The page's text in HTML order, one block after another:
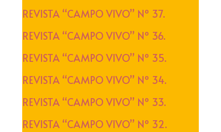
REVISTA “CAMPO VIVO” Nº 37.
REVISTA “CAMPO VIVO” Nº 36.
REVISTA “CAMPO VIVO” Nº 35.
REVISTA “CAMPO VIVO” Nº 34.
REVISTA “CAMPO VIVO” Nº 33.
REVISTA “CAMPO VIVO” Nº 32.